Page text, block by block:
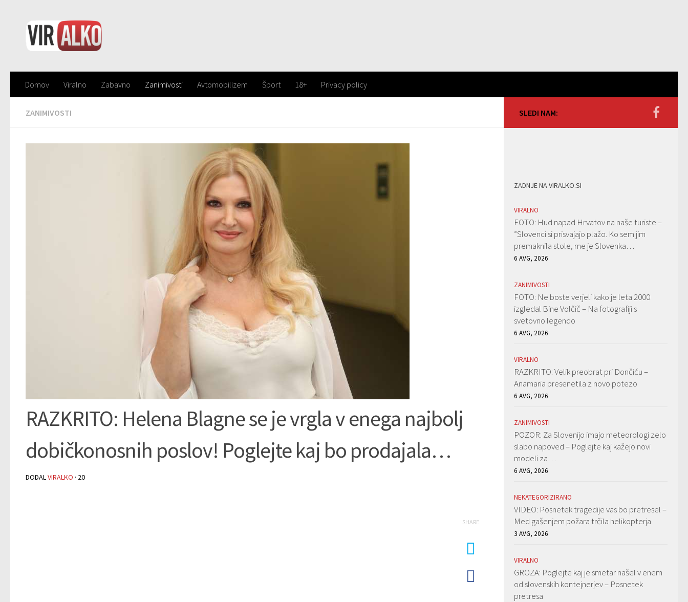
Domov Viralno Zabavno Zanimivosti Avtomobilizem Šport 18+ Privacy policy
ZANIMIVOSTI
RAZKRITO: Helena Blagne se je vrgla v enega najbolj
dobičkonosnih poslov! Poglejte kaj bo prodajala…
DODALVIRALKO · 20
SHARE
SLEDI NAM:
ZADNJE NA VIRALKO.SI
VIRALNO
FOTO: Hud napad Hrvatov na naše turiste –
”Slovenci si prisvajajo plažo. Ko sem jim
premaknila stole, me je Slovenka…
6 AVG, 2026
ZANIMIVOSTI
FOTO: Ne boste verjeli kako je leta 2000
izgledal Bine Volčič – Na fotografiji s
svetovno legendo
6 AVG, 2026
VIRALNO
RAZKRITO: Velik preobrat pri Dončiću –
Anamaria presenetila z novo potezo
6 AVG, 2026
ZANIMIVOSTI
POZOR: Za Slovenijo imajo meteorologi zelo
slabo napoved – Poglejte kaj kažejo novi
modeli za…
6 AVG, 2026
NEKATEGORIZIRANO
VIDEO: Posnetek tragedije vas bo pretresel –
Med gašenjem požara trčila helikopterja
3 AVG, 2026
VIRALNO
GROZA: Poglejte kaj je smetar našel v enem
od slovenskih kontejnerjev – Posnetek
pretresa